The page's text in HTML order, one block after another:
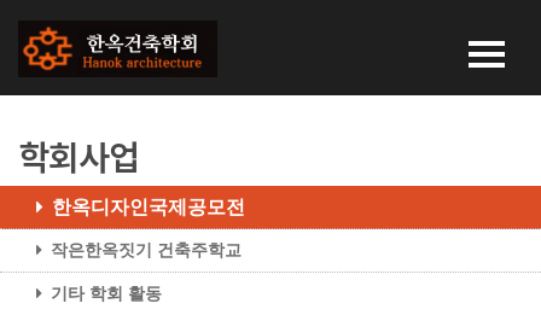
학회사업
한옥디자인국제공모전
작은한옥짓기 건축주학교
기타 학회 활동